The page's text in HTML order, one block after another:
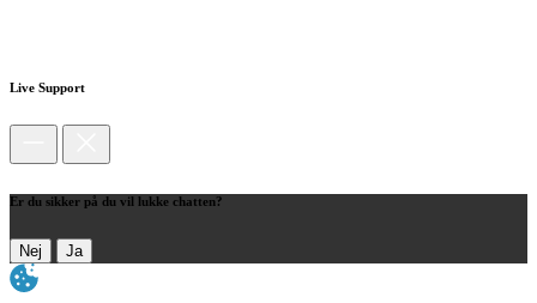
Live Support
Er du sikker på du vil lukke chatten?
Nej Ja